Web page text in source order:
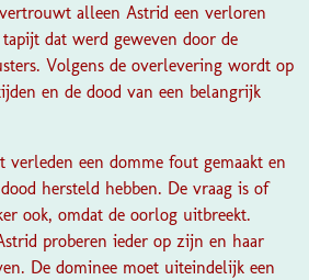
alleen Astrid een verloren
dat werd geweven door de
Volgens de overlevering wordt op
en de dood van een belangrijk
verleden een domme fout gemaakt en
hersteld hebben. De vraag is of
ook, omdat de oorlog uitbreekt.
proberen ieder op zijn en haar
De dominee moet uiteindelijk een